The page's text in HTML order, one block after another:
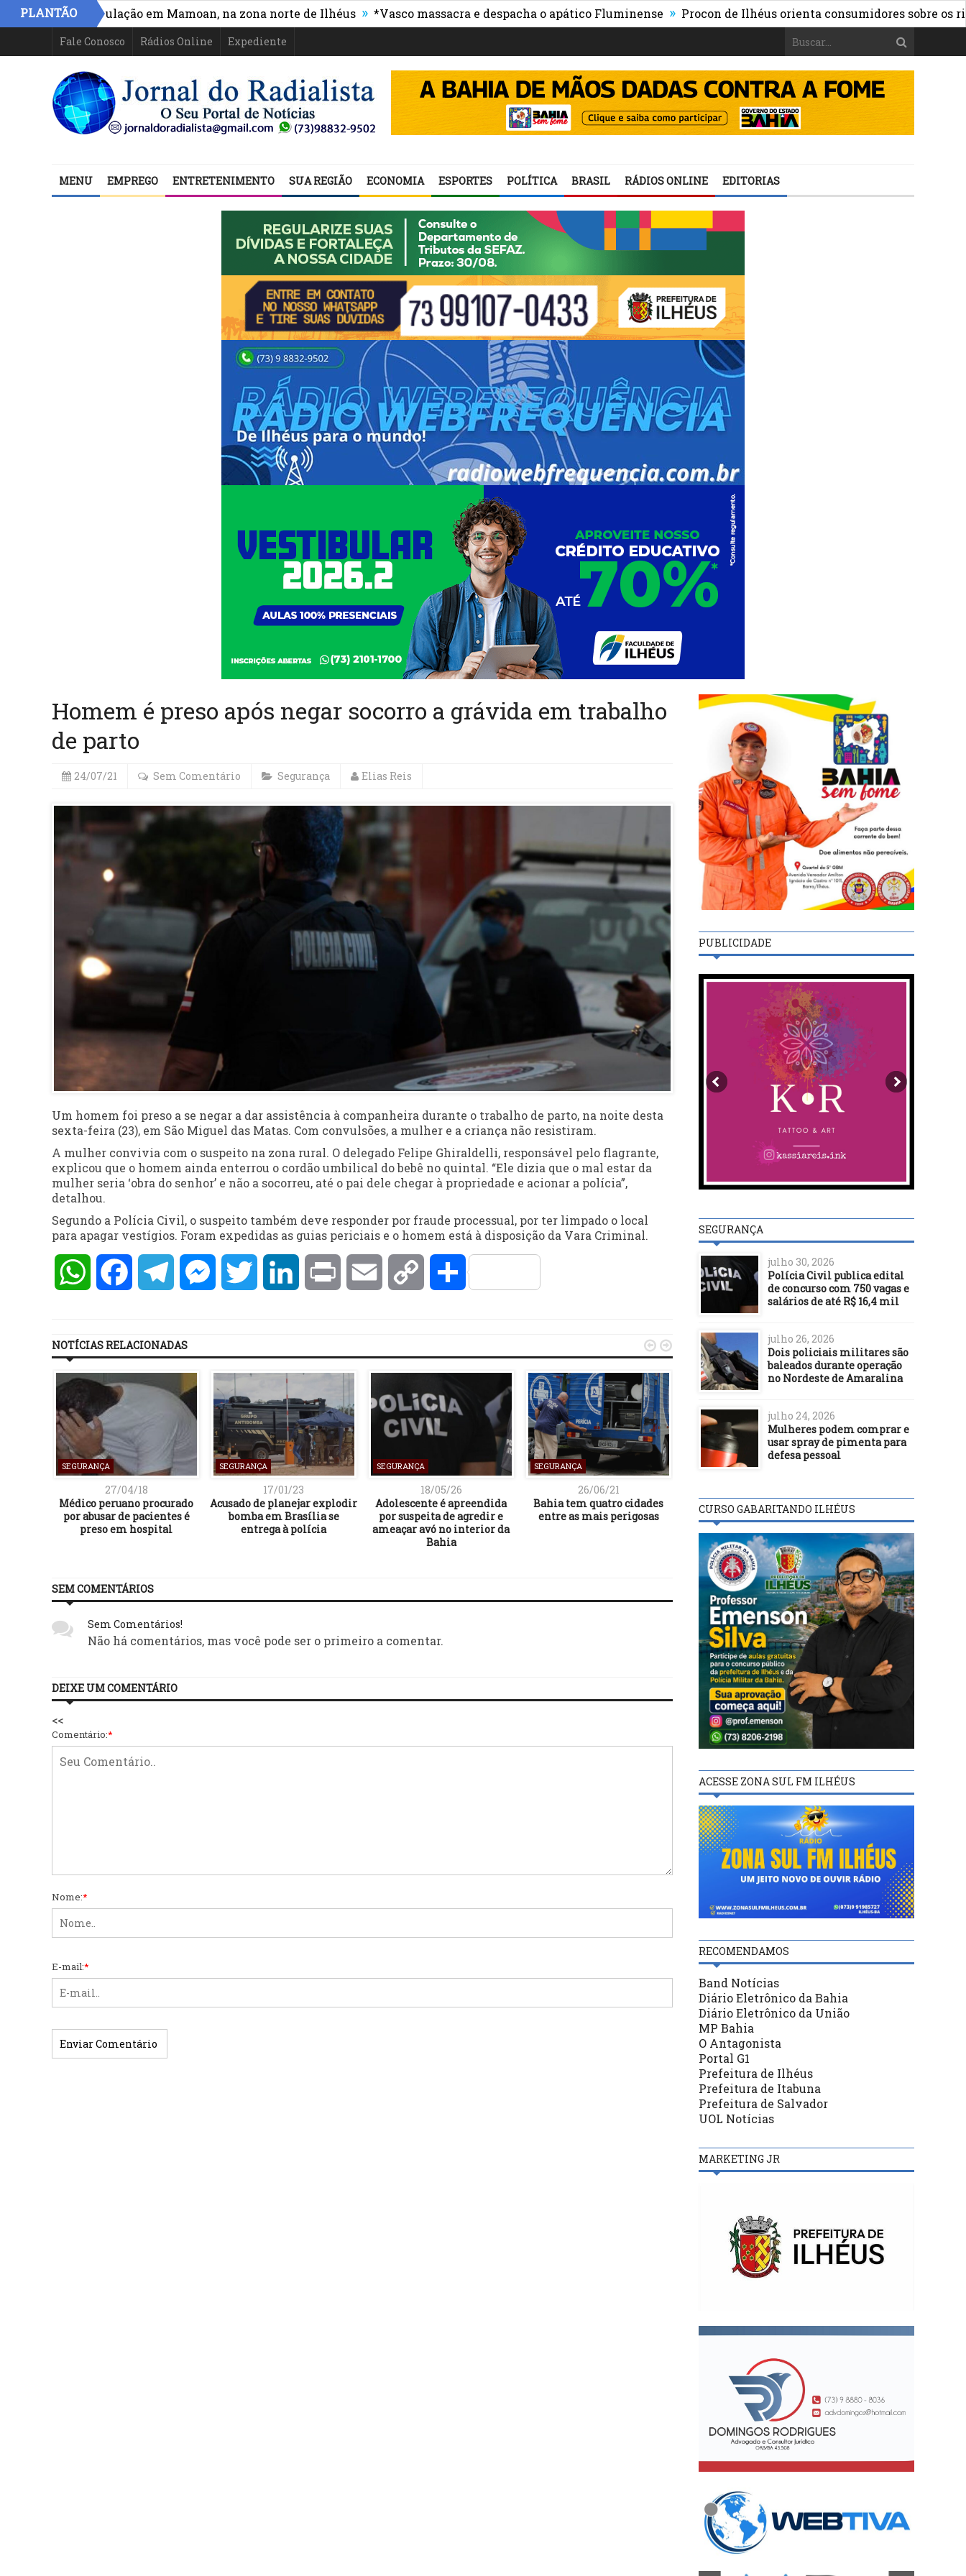
PLANTÃO
e circulação em Mamoan, na zona norte de Ilhéus » *Vasco massacra e despacha o apático Fluminense » Procon de Ilhéus orienta consumidores sobre os riscos
Fale Conosco Rádios Online Expediente
MENU EMPREGO ENTRETENIMENTO SUA REGIÃO ECONOMIA ESPORTES POLÍTICA BRASIL RÁDIOS ONLINE EDITORIAS
Homem é preso após negar socorro a grávida em trabalho
de parto
24/07/21 Sem Comentário Segurança Elias Reis
Um homem foi preso a se negar a dar assistência à companheira durante o trabalho de parto, na noite desta
sexta-feira (23), em São Miguel das Matas. Com convulsões, a mulher e a criança não resistiram.
A mulher convivia com o suspeito na zona rural. O delegado Felipe Ghiraldelli, responsável pelo flagrante,
explicou que o homem ainda enterrou o cordão umbilical do bebê no quintal. “Ele dizia que o mal estar da
mulher seria ‘obra do senhor’ e não a socorreu, até o pai dele chegar à propriedade e acionar a polícia”,
detalhou.
Segundo a Polícia Civil, o suspeito também deve responder por fraude processual, por ter limpado o local
para apagar vestígios. Foram expedidas as guias periciais e o homem está à disposição da Vara Criminal.
WhatsAppFacebookTelegramMessengerTwitter LinkedInPrint Email Copy Compartilhar
NOTÍCIAS RELACIONADAS
SEGURANÇA
27/04/18
Médico peruano procurado
por abusar de pacientes é
preso em hospital
SEGURANÇA
17/01/23
Acusado de planejar explodir
bomba em Brasília se
entrega à polícia
SEGURANÇA
18/05/26
Adolescente é apreendida
por suspeita de agredir e
ameaçar avó no interior da
Bahia
SEGURANÇA
26/06/21
Bahia tem quatro cidades
entre as mais perigosas
SEGURANÇA
Presídios federais terão
reconhecimento facial e
25/09/16
Tragédia: Pai mata
 
SEM COMENTÁRIOS
Sem Comentários!
Não há comentários, mas você pode ser o primeiro a comentar.
DEIXE UM COMENTÁRIO
<<
Comentário:*
Nome:*
E-mail:*
PUBLICIDADE
SEGURANÇA
julho 30, 2026
Polícia Civil publica edital
de concurso com 750 vagas e
salários de até R$ 16,4 mil
julho 26, 2026
Dois policiais militares são
baleados durante operação
no Nordeste de Amaralina
julho 24, 2026
Mulheres podem comprar e
usar spray de pimenta para
defesa pessoal
CURSO GABARITANDO ILHÉUS
ACESSE ZONA SUL FM ILHÉUS
RECOMENDAMOS
Band Notícias
Diário Eletrônico da Bahia
Diário Eletrônico da União
MP Bahia
O Antagonista
Portal G1
Prefeitura de Ilhéus
Prefeitura de Itabuna
Prefeitura de Salvador
UOL Notícias
MARKETING JR